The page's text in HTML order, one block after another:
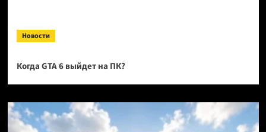
Новости
Когда GTA 6 выйдет на ПК?